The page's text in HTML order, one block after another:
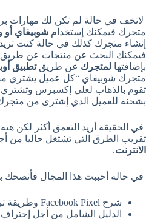
لاتخف في حالة لم تكن لك مهارات
متجرك فيمكنك إستخدام شوبيفاي
إنشاء متجرك كذلك في حالة كنت تريد
فيمكنك البحث عن منتجات عن
بإضافتها لمتجرك عن طريقتطبيق
متجرك شوبيفاي “كل عميل يشتري
تقوم بالذهاب لعلي إكسبرس وتشتري
بشحنه للعميل الذي إشترى من
في الحقيقة أريد التعمق أكثر لكن هته
تقريب الطرق التي تشتغل حاليا من
الانترنت.
في حالة أحببت هذا المجال فأنصحك
شرح Facebook Pixel وطريقة تركيبه.